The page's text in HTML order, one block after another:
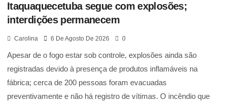
Itaquaquecetuba segue com explosões;
interdições permanecem
Carolina 6 De Agosto De 2026 0
Apesar de o fogo estar sob controle, explosões ainda são
registradas devido à presença de produtos inflamáveis na
fábrica; cerca de 200 pessoas foram evacuadas
preventivamente e não há registro de vítimas. O incêndio que